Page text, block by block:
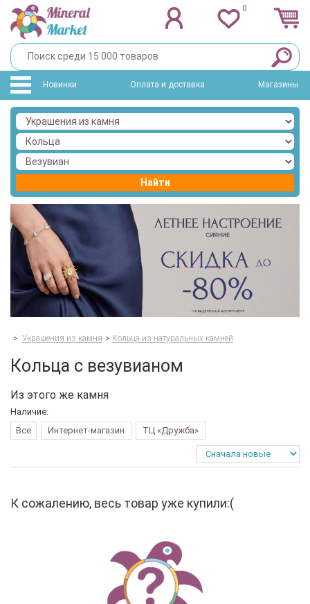
0
Новинки Оплата и доставка Магазины
Найти
> Украшения из камня > Кольца из натуральных камней
Кольца с везувианом
Из этого же камня
Наличие:
Все
Интернет-магазин ТЦ «Дружба»
К сожалению, весь товар уже купили:(